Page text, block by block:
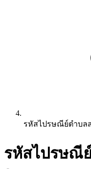
รหัสไปรษณีย์ตำบล
รหัสไปรษณี